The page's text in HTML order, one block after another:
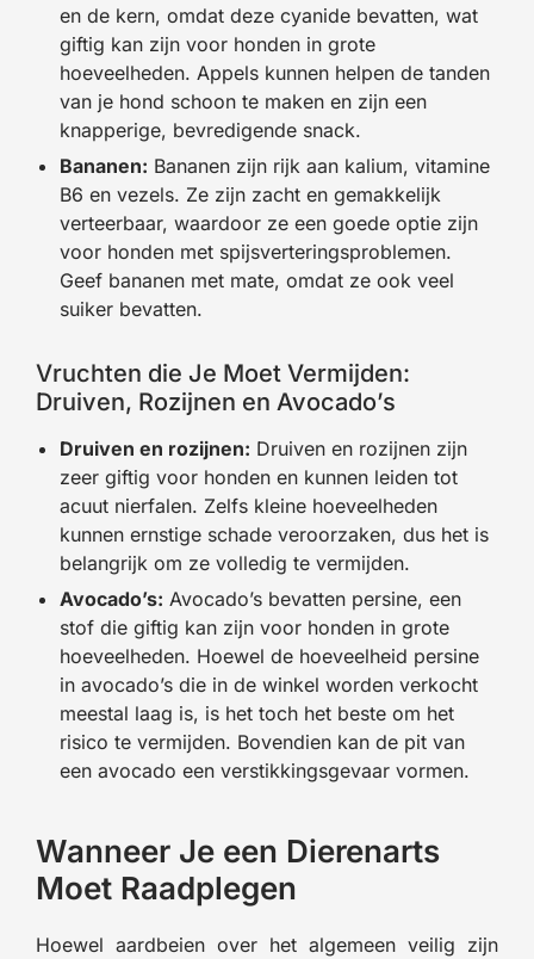
en de kern, omdat deze cyanide bevatten, wat
giftig kan zijn voor honden in grote
hoeveelheden. Appels kunnen helpen de tanden
van je hond schoon te maken en zijn een
knapperige, bevredigende snack.
Bananen: Bananen zijn rijk aan kalium, vitamine
B6 en vezels. Ze zijn zacht en gemakkelijk
verteerbaar, waardoor ze een goede optie zijn
voor honden met spijsverteringsproblemen.
Geef bananen met mate, omdat ze ook veel
suiker bevatten.
Vruchten die Je Moet Vermijden:
Druiven, Rozijnen en Avocado’s
Druiven en rozijnen: Druiven en rozijnen zijn
zeer giftig voor honden en kunnen leiden tot
acuut nierfalen. Zelfs kleine hoeveelheden
kunnen ernstige schade veroorzaken, dus het is
belangrijk om ze volledig te vermijden.
Avocado’s: Avocado’s bevatten persine, een
stof die giftig kan zijn voor honden in grote
hoeveelheden. Hoewel de hoeveelheid persine
in avocado’s die in de winkel worden verkocht
meestal laag is, is het toch het beste om het
risico te vermijden. Bovendien kan de pit van
een avocado een verstikkingsgevaar vormen.
Wanneer Je een Dierenarts
Moet Raadplegen
Hoewel aardbeien over het algemeen veilig zijn